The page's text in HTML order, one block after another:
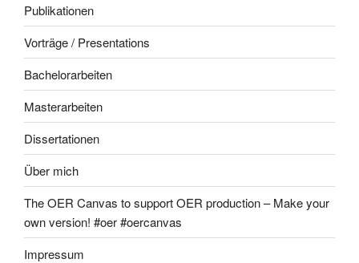
Publikationen
Vorträge / Presentations
Bachelorarbeiten
Masterarbeiten
Dissertationen
Über mich
The OER Canvas to support OER production – Make your
own version! #oer #oercanvas
Impressum